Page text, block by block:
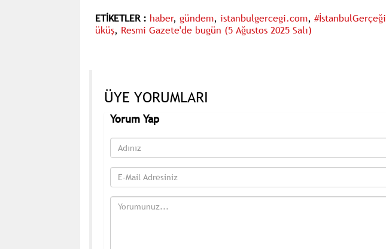
ETİKETLER : haber, gündem, istanbulgercegi.com, #İstanbulGerçeği
üküş, Resmi Gazete'de bugün (5 Ağustos 2025 Salı)
ÜYE YORUMLARI
Yorum Yap